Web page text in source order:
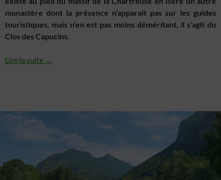
monastère dont la présence n’apparait pas sur les guides
touristiques, mais n’en est pas moins déméritant, il s’agit du
Clos des Capucins.
Lire la suite →